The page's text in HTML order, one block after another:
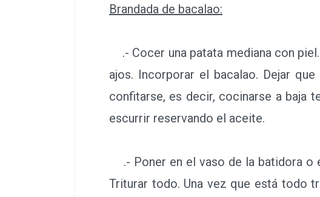
Brandada de bacalao:
.- Cocer una patata mediana con
ajos. Incorporar el bacalao. Dejar
confitarse, es decir, cocinarse a baja
escurrir reservando el aceite.
.- Poner en el vaso de la batidora o
Triturar todo. Una vez que está todo